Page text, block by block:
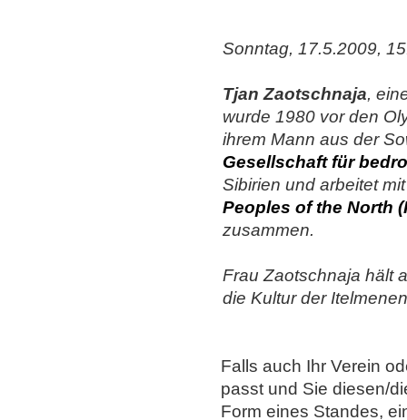
Sonntag, 17.5.2009,
Tjan Zaotschnaja,
wurde 1980 vor den
ihrem Mann aus der
Gesellschaft für
Sibirien und arbeitet
Peoples of the North
zusammen.
Frau Zaotschnaja hält
die Kultur der
Falls auch Ihr Verein
passt und Sie diesen/
Form eines Standes,